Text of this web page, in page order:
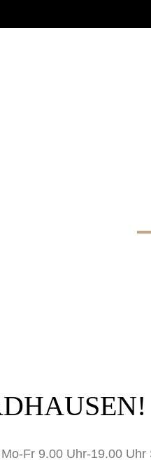
Fr 9.00 Uhr-19.00